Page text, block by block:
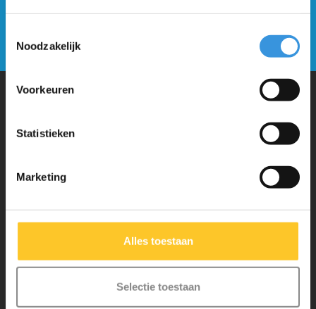
Noodzakelijk
Voorkeuren
Statistieken
Marketing
Alles toestaan
Selectie toestaan
Verstuur
Micro Mobility is de uitvinder van de compacte vouwstep en de
iconische 3-wielige step. Al onze steps worden met veel aandacht en
veiligheid en zeer duurzaam. Elk onderdeel is los te vervangen. Je
hebt jarenlang plezier van een Micro step!